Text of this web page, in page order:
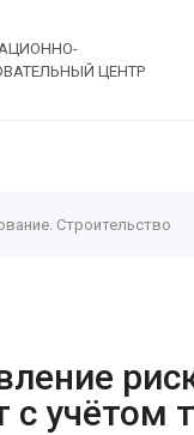
ЦЕНТР
Строительство
с учётом